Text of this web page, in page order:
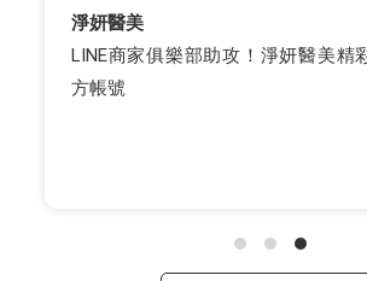
淨妍醫美
LINE商家俱樂部助攻！淨妍醫美精
方帳號